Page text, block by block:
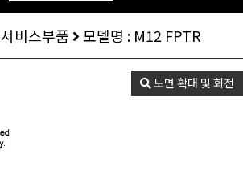
서비스부품 모델명 : M12 FPTR
도면 확대 및 회전